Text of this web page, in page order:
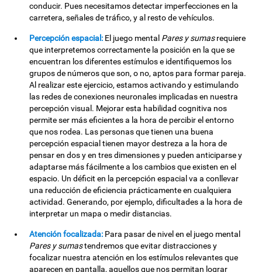
conducir. Pues necesitamos detectar imperfecciones en la
carretera, señales de tráfico, y al resto de vehículos.
Percepción espacial: El juego mental Pares y sumasrequiere
que interpretemos correctamente la posición en la que se
encuentran los diferentes estímulos e identifiquemos los
grupos de números que son, o no, aptos para formar pareja.
Al realizar este ejercicio, estamos activando y estimulando
las redes de conexiones neuronales implicadas en nuestra
percepción visual. Mejorar esta habilidad cognitiva nos
permite ser más eficientes a la hora de percibir el entorno
que nos rodea. Las personas que tienen una buena
percepción espacial tienen mayor destreza a la hora de
pensar en dos y en tres dimensiones y pueden anticiparse y
adaptarse más fácilmente a los cambios que existen en el
espacio. Un déficit en la percepción espacial va a conllevar
una reducción de eficiencia prácticamente en cualquiera
actividad. Generando, por ejemplo, dificultades a la hora de
interpretar un mapa o medir distancias.
Atención focalizada: Para pasar de nivel en el juego mental
Pares y sumastendremos que evitar distracciones y
focalizar nuestra atención en los estímulos relevantes que
aparecen en pantalla, aquellos que nos permitan lograr